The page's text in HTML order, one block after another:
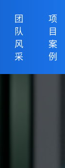
团
队
风
采
项
目
案
例